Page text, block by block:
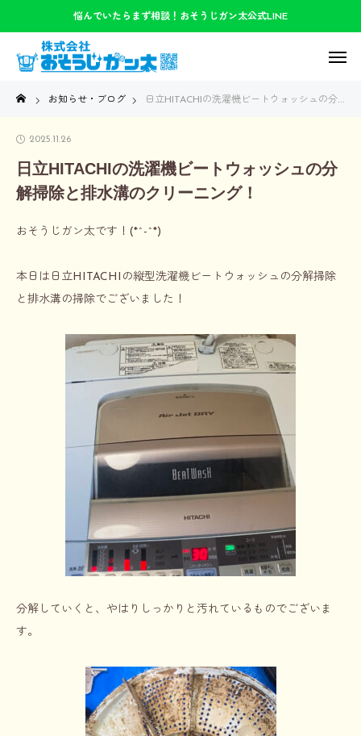
悩んでいたらまず相談！おそうじガン太公式LINE
お知らせ・ブログ 日立HITACHIの洗濯機ビートウォッシュの分解掃除と排水溝のクリーニング！
2025.11.26
日立HITACHIの洗濯機ビートウォッシュの分
解掃除と排水溝のクリーニング！
おそうじガン太です！(*^-^*)
本日は日立HITACHIの縦型洗濯機ビートウォッシュの分解掃除
と排水溝の掃除でございました！
分解していくと、やはりしっかりと汚れているものでございま
す。